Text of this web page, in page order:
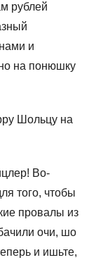
рублей
и
на понюшку
Шольцу на
Во-
того, чтобы
провалы из
очи, шо
и ишьте,